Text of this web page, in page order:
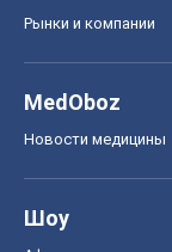
Рынки и компании
MedOboz
Новости медицины
Шоу